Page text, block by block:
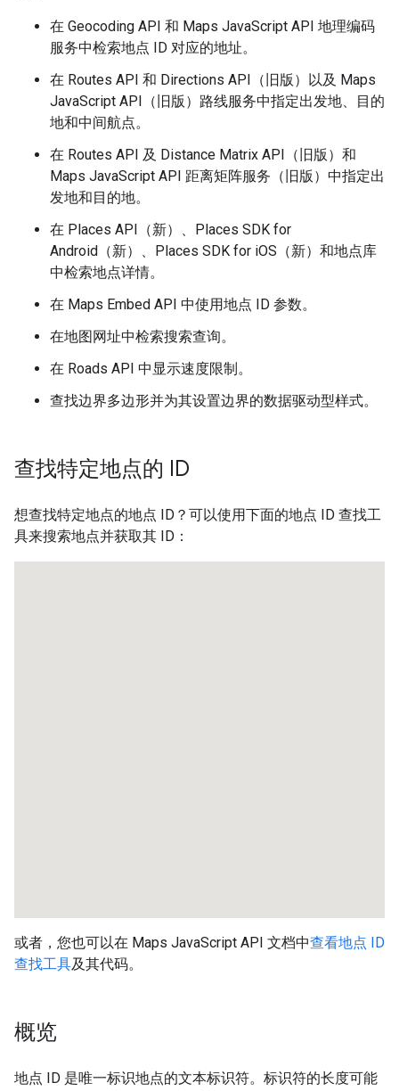
在 Geocoding API 和 Maps JavaScript API 地理编码
服务中检索地点 ID 对应的地址。
在 Routes API 和 Directions API（旧版）以及 Maps
JavaScript API（旧版）路线服务中指定出发地、目的
地和中间航点。
在 Routes API 及 Distance Matrix API（旧版）和
Maps JavaScript API 距离矩阵服务（旧版）中指定出
发地和目的地。
在 Places API（新）、Places SDK for
Android（新）、Places SDK for iOS（新）和地点库
中检索地点详情。
在 Maps Embed API 中使用地点 ID 参数。
在地图网址中检索搜索查询。
在 Roads API 中显示速度限制。
查找边界多边形并为其设置边界的数据驱动型样式。
查找特定地点的 ID
想查找特定地点的地点 ID？可以使用下面的地点 ID 查找工
具来搜索地点并获取其 ID：
或者，您也可以在 Maps JavaScript API 文档中查看地点 ID
查找工具及其代码。
概览
地点 ID 是唯一标识地点的文本标识符。标识符的长度可能